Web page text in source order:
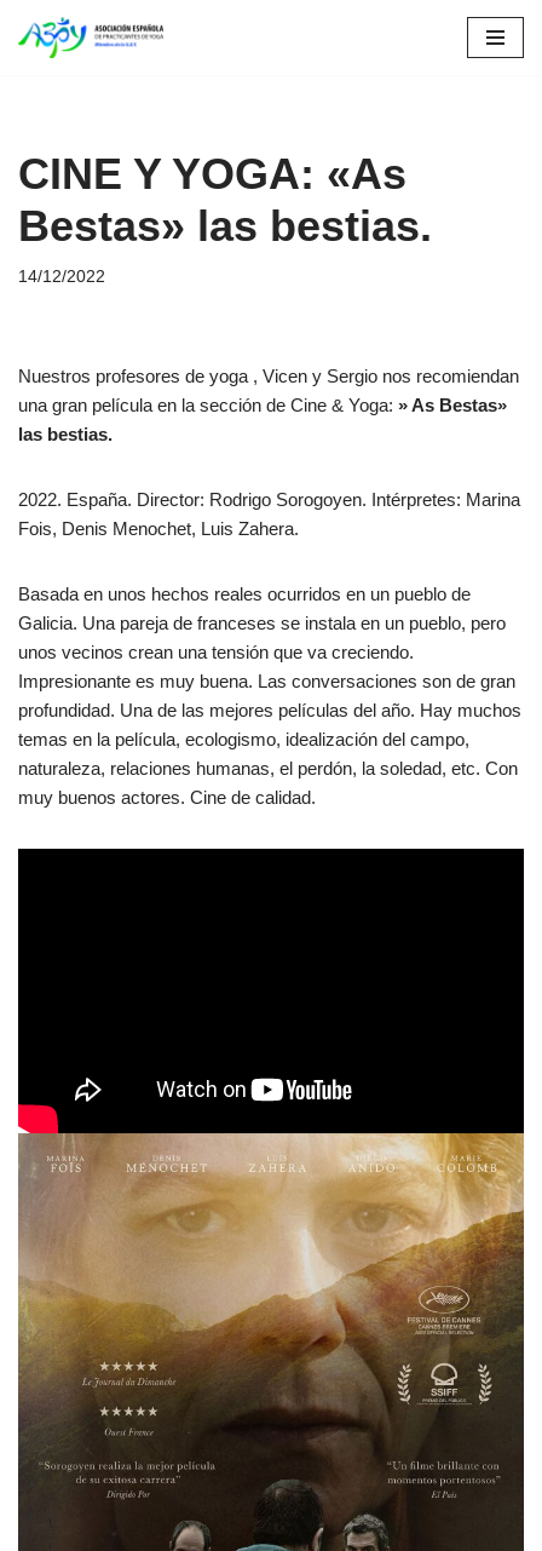
Saltar
CINE Y YOGA: «As
Bestas» las bestias.
14/12/2022
Nuestros profesores de yoga , Vicen y Sergio nos recomiendan
una gran película en la sección de Cine & Yoga: » As Bestas»
las bestias.
2022. España. Director: Rodrigo Sorogoyen. Intérpretes: Marina
Fois, Denis Menochet, Luis Zahera.
Basada en unos hechos reales ocurridos en un pueblo de
Galicia. Una pareja de franceses se instala en un pueblo, pero
unos vecinos crean una tensión que va creciendo.
Impresionante es muy buena. Las conversaciones son de gran
profundidad. Una de las mejores películas del año. Hay muchos
temas en la película, ecologismo, idealización del campo,
naturaleza, relaciones humanas, el perdón, la soledad, etc. Con
muy buenos actores. Cine de calidad.